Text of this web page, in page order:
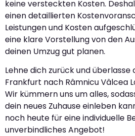
keine versteckten Kosten.
einen detaillierten
Leistungen und Kosten
eine klare Vorstellung von den
deinen Umzug gut planen.
Lehne dich zurück und überlasse
Frankfurt nach Râmnicu Vâlcea
Wir kümmern uns um alles,
dein neues Zuhause einleben
noch heute für eine individuelle
unverbindliches Angebot!